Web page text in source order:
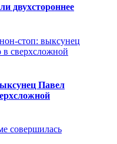
двухстороннее
Павел